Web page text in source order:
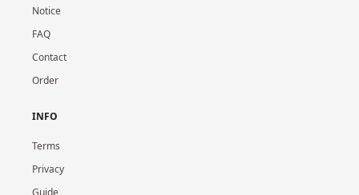
Notice
FAQ
Contact
Order
INFO
Terms
Privacy
Guide